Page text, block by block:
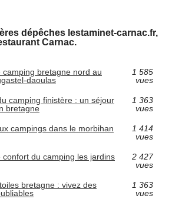
dépêches lestaminet-carnac.fr,
Carnac.
camping bretagne nord au
daoulas
1 585
vues
camping finistère : un séjour
bretagne
1 363
vues
campings dans le morbihan
1 414
vues
confort du camping les jardins
2 427
vues
bretagne : vivez des
1 363
vues